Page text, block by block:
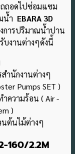
ถอดไปซ่อมแซม
น้ำ EBARA 3D
การปริมาณน้ำปาน
บงานต่างๆดังนี้
ำนักงานต่างๆ
Pumps SET )
ความร้อน ( Air -
)
นต้นไม้ต่างๆ
160/2.2M